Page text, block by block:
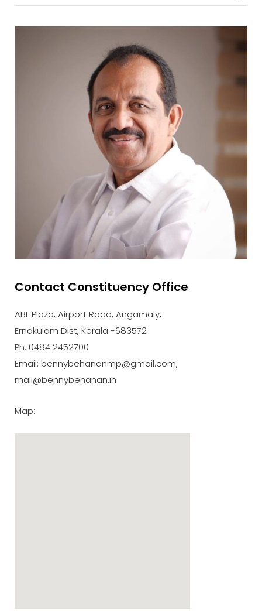
Contact Constituency Office
ABL Plaza, Airport Road, Angamaly,
Ernakulam Dist, Kerala -683572
Ph: 0484 2452700
Email: bennybehananmp@gmail.com,
mail@bennybehanan.in
Map: